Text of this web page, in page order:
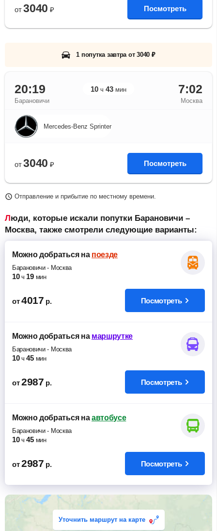
от 3040 ₽ Посмотреть
1 попутка завтра от 3040 ₽
20:19 10 ч 43 мин 7:02
Барановичи Москва
Mercedes-Benz Sprinter
от 3040 ₽ Посмотреть
Отправление и прибытие по местному времени.
Люди, которые искали попутки Барановичи –
Москва, также смотрели следующие варианты:
Можно добратьсяна поезде
Барановичи- Москва
10 ч 19 мин
от 4017 р. Посмотреть
Можно добратьсяна маршрутке
Барановичи- Москва
10 ч 45 мин
от 2987 р. Посмотреть
Можно добратьсяна автобусе
Барановичи- Москва
10 ч 45 мин
от 2987 р. Посмотреть
Уточнить маршрут на карте